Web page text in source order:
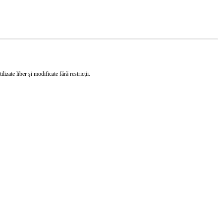
liber și modificate fără restricții.